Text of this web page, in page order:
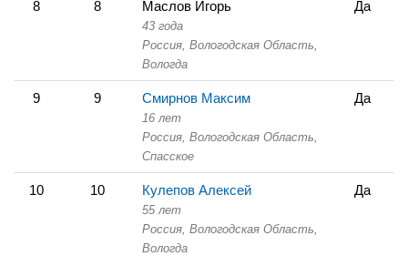
8 8 Маслов Игорь
43 года
Россия, Вологодская Область,
Вологда
Да
9 9 Смирнов Максим
16 лет
Россия, Вологодская Область,
Спасское
Да
10 10 Кулепов Алексей
55 лет
Россия, Вологодская Область,
Вологда
Да